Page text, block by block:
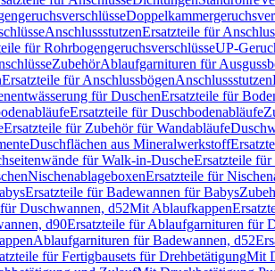
AnschlussstutzenErsatzteile für
für RohrbogengeruchsverschlüsseUP-
ZubehörAblaufgarnituren für
Ersatzteile für AnschlussbögenAnschlussstutzen
für DuschenErsatzteile für
Ersatzteile für Duschbodenabläufe
Ersatzteile für Zubehör für Wandabläufe
Duschflächen aus Mineralwerkstoff
für Walk-in-DuscheErsatzteile
NischenablageboxenErsatzteile für
Ersatzteile für Badewannen für Babys
Duschwannen, d52Mit Ablaufkappen
d90Ersatzteile für Ablaufgarnituren für
Ablaufgarnituren für Badewannen, d52
für Fertigbausets für DrehbetätigungMit